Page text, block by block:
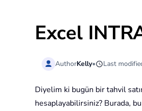
Excel
AuthorKelly• Last
Diyelim ki bugün bir tahvil
hesaplayabilirsiniz? Burada,